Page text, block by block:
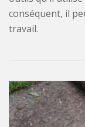
conséquent, il
travail.